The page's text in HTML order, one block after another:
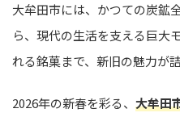
大牟田市には、かつての炭鉱
ら、現代の生活を支える巨大
れる銘菓まで、新旧の魅力が
2026年の新春を彩る、 大牟田